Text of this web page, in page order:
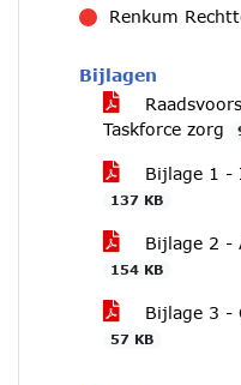
Renkum
Bijlagen
Taskforce zorg
Bijlage 1 -
137 KB
Bijlage 2 -
154 KB
Bijlage 3 -
57 KB